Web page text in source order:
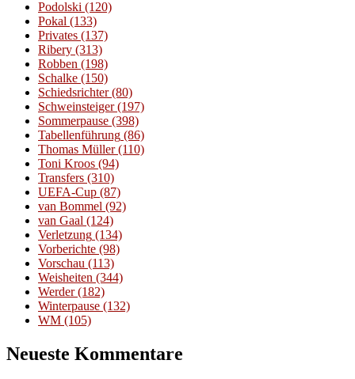
Podolski (120)
Pokal (133)
Privates (137)
Ribery (313)
Robben (198)
Schalke (150)
Schiedsrichter(80)
Schweinsteiger(197)
Sommerpause (398)
Tabellenführung (86)
Thomas Müller(110)
Toni Kroos (94)
Transfers (310)
UEFA-Cup (87)
van Bommel (92)
van Gaal (124)
Verletzung (134)
Vorberichte (98)
Vorschau (113)
Weisheiten (344)
Werder(182)
Winterpause (132)
WM (105)
Neueste Kommentare